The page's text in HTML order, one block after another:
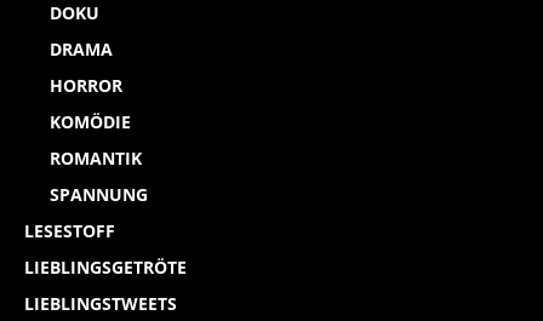
DOKU
DRAMA
HORROR
KOMÖDIE
ROMANTIK
SPANNUNG
LESESTOFF
LIEBLINGSGETRÖTE
LIEBLINGSTWEETS